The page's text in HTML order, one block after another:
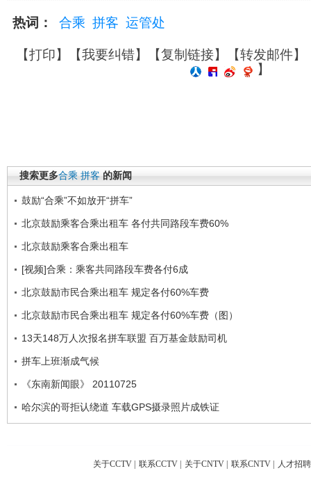
热词： 合乘 拼客 运管处
【打印】【我要纠错】【复制链接】【转发邮件】
】
搜索更多合乘 拼客 的新闻
鼓励“合乘”不如放开“拼车”
北京鼓励乘客合乘出租车 各付共同路段车费60%
北京鼓励乘客合乘出租车
[视频]合乘：乘客共同路段车费各付6成
北京鼓励市民合乘出租车 规定各付60%车费
北京鼓励市民合乘出租车 规定各付60%车费（图）
13天148万人次报名拼车联盟 百万基金鼓励司机
拼车上班渐成气候
《东南新闻眼》 20110725
哈尔滨的哥拒认绕道 车载GPS摄录照片成铁证
关于CCTV | 联系CCTV | 关于CNTV | 联系CNTV | 人才招聘